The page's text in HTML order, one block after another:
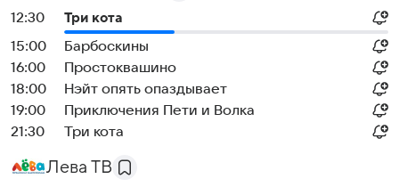
12:30
Три кота
15:00
Барбоскины
16:00
Простоквашино
18:00
Нэйт опять опаздывает
19:00
Приключения Пети и Волка
21:30
Три кота
Лева ТВ